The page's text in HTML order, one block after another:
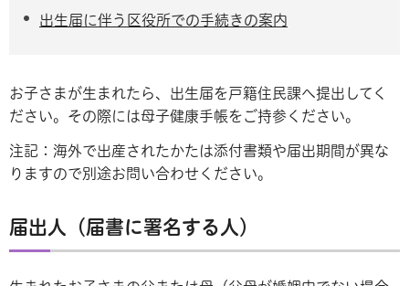
出生届に伴う区役所での手続きの案内
お子さまが生まれたら、出生届を戸籍住民課へ提出してく
ださい。その際には母子健康手帳をご持参ください。
注記：海外で出産されたかたは添付書類や届出期間が異な
りますので別途お問い合わせください。
届出人（届書に署名する人）